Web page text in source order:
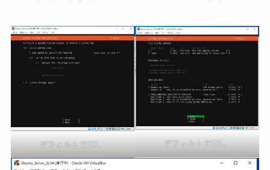
デフォルトでOK。 デフォルトでOK。